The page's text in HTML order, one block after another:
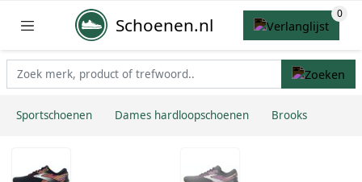
Schoenen.nl
Sportschoenen Dames hardloopschoenen Brooks